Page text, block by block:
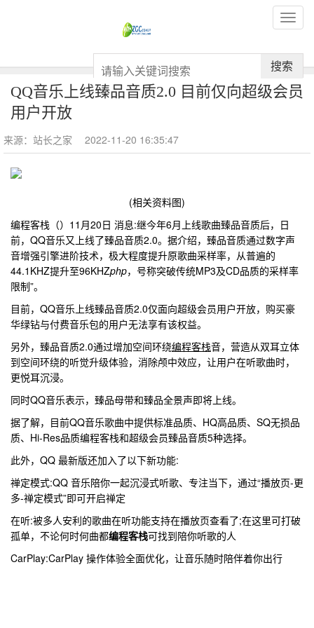
搜索
QQ音乐上线臻品音质2.0 目前仅向超级会员
用户开放
来源：站长之家 2022-11-20 16:35:47
(相关资料图)
编程客栈（）11月20日 消息:继今年6月上线歌曲臻品音质后，日
前，QQ音乐又上线了臻品音质2.0。据介绍，臻品音质通过数字声
音增强引擎进阶技术，极大程度提升原歌曲采样率，从普遍的
44.1KHZ提升至96KHZphp，号称突破传统MP3及CD品质的采样率
限制”。
目前，QQ音乐上线臻品音质2.0仅面向超级会员用户开放，购买豪
华绿钻与付费音乐包的用户无法享有该权益。
另外，臻品音质2.0通过增加空间环绕编程客栈音，营造从双耳立体
到空间环绕的听觉升级体验，消除颅中效应，让用户在听歌曲时，
更悦耳沉浸。
同时QQ音乐表示，臻品母带和臻品全景声即将上线。
据了解，目前QQ音乐歌曲中提供标准品质、HQ高品质、SQ无损品
质、Hi-Res品质编程客栈和超级会员臻品音质5种选择。
此外，QQ 最新版还加入了以下新功能:
禅定模式:QQ 音乐陪你一起沉浸式听歌、专注当下，通过“播放页-更
多-禅定模式”即可开启禅定
在听:被多人安利的歌曲在听功能支持在播放页查看了;在这里可打破
孤单，不论何时何曲都编程客栈可找到陪你听歌的人
CarPlay:CarPlay 操作体验全面优化，让音乐随时陪伴着你出行